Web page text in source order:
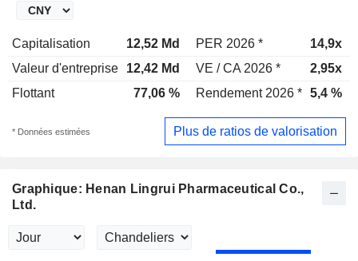
Capitalisation 12,52 Md PER 2026 *
14,9x
Valeur d'entreprise
12,42 Md VE / CA 2026 *
2,95x
Flottant
77,06 % Rendement 2026 * 5,4 %
* Données estimées Plus de ratios de valorisation
Graphique: Henan Lingrui Pharmaceutical Co.,
Ltd.